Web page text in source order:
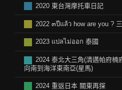
2020 東台灣摩托車日記
2022 ๓ปีแล้ว how are you ?
2023 แปลไม่ออก 泰國
2024 泰北大三角(清邁帕府楠
向南到海洋東南亞(星馬)
2024 重返日本 關東再探